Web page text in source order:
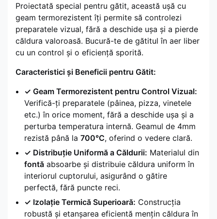
Proiectată special pentru gătit, această ușă cu
geam termorezistent îți permite să controlezi
preparatele vizual, fără a deschide ușa și a pierde
căldura valoroasă. Bucură-te de gătitul în aer liber
cu un control și o eficiență sporită.
Caracteristici și Beneficii pentru Gătit:
✓ Geam Termorezistent pentru Control Vizual:
Verifică-ți preparatele (pâinea, pizza, vinetele
etc.) în orice moment, fără a deschide ușa și a
perturba temperatura internă. Geamul de 4mm
rezistă până la 700°C, oferind o vedere clară.
✓ Distribuție Uniformă a Căldurii: Materialul din
fontă absoarbe și distribuie căldura uniform în
interiorul cuptorului, asigurând o gătire
perfectă, fără puncte reci.
✓ Izolație Termică Superioară: Construcția
robustă și etanșarea eficientă mențin căldura în